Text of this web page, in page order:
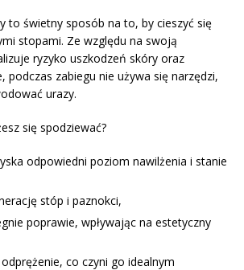
to świetny sposób na to, by cieszyć się
stopami. Ze względu na swoją
ryzyko uszkodzeń skóry oraz
podczas zabiegu nie używa się narzędzi,
urazy.
się spodziewać?
odpowiedni poziom nawilżenia i stanie
stóp i paznokci,
poprawie, wpływając na estetyczny
co czyni go idealnym